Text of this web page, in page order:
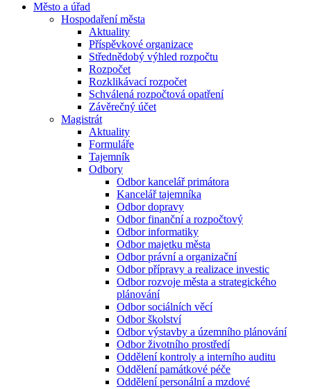
Město a úřad
Hospodaření města
Aktuality
Příspěvkové organizace
Střednědobý výhled rozpočtu
Rozpočet
Rozklikávací rozpočet
Schválená rozpočtová opatření
Závěrečný účet
Magistrát
Aktuality
Formuláře
Tajemník
Odbory
Odbor kancelář primátora
Kancelář tajemníka
Odbor dopravy
Odbor finanční a rozpočtový
Odbor informatiky
Odbor majetku města
Odbor právní a organizační
Odbor přípravy a realizace investic
Odbor rozvoje města a strategického
plánování
Odbor sociálních věcí
Odbor školství
Odbor výstavby a územního plánování
Odbor životního prostředí
Oddělení kontroly a interního auditu
Oddělení památkové péče
Oddělení personální a mzdové